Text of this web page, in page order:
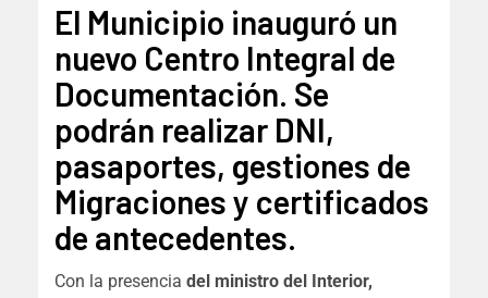
El Municipio inauguró un
nuevo Centro Integral de
Documentación. Se
podrán realizar DNI,
pasaportes, gestiones de
Migraciones y certificados
de antecedentes.
Con la presencia del ministro del Interior,